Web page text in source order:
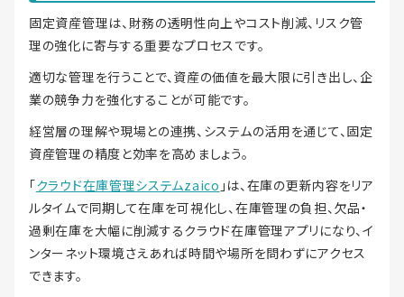
固定資産管理は、財務の透明性向上やコスト削減、リスク管
理の強化に寄与する重要なプロセスです。
適切な管理を行うことで、資産の価値を最大限に引き出し、企
業の競争力を強化することが可能です。
経営層の理解や現場との連携、システムの活用を通じて、固定
資産管理の精度と効率を高めましょう。
「クラウド在庫管理システムzaico 」は、在庫の更新内容をリア
ルタイムで同期して在庫を可視化し、在庫管理の負担、欠品・
過剰在庫を大幅に削減するクラウド在庫管理アプリになり、イ
ンターネット環境さえあれば時間や場所を問わずにアクセス
できます。